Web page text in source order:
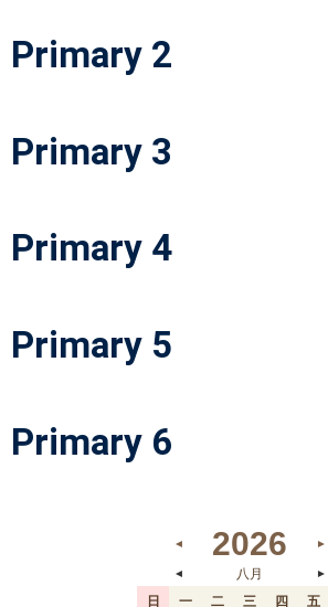
Primary 2
Primary 3
Primary 4
Primary 5
Primary 6
◄ 2026 ►
◄ 八月 ►
日 一 二 三 四 五